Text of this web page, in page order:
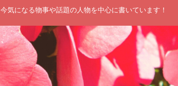
今気になる物事や話題の人物を中心に書いています！